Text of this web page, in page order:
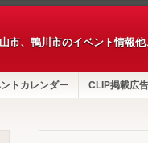
市、鴨川市のイベント情報
トカレンダー CLIP掲載広告